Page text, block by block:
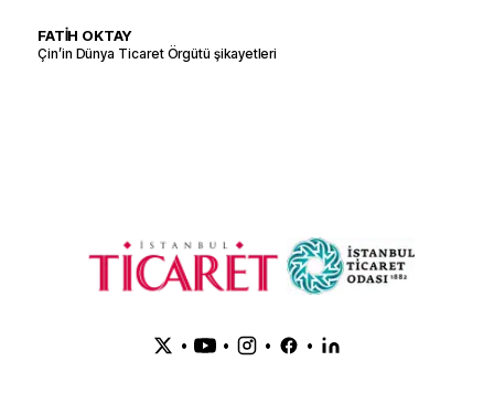
FATİH OKTAY
Çin’in Dünya Ticaret Örgütü şikayetleri
• • • •